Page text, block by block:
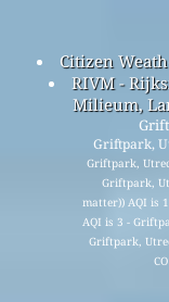
Citizen
RIVM -
Milieum,
Griftpark,
Griftpark,
Griftpark,
matter)) AQI is
AQI is 3 -
Griftpark,